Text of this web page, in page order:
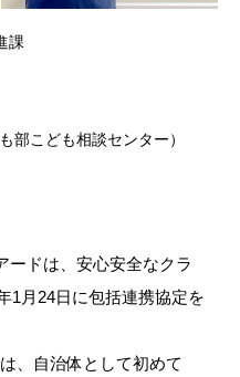
課
部こども相談センター）
ードは、安心安全なクラ
1月24日に包括連携協定を
、自治体として初めて